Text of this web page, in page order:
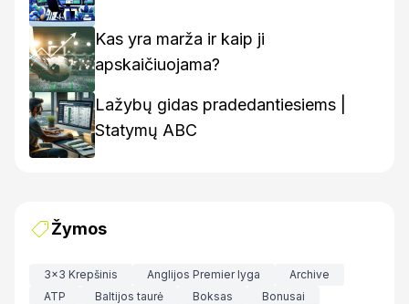
Kas yra marža ir kaip ji
apskaičiuojama?
Lažybų gidas pradedantiesiems |
Statymų ABC
Žymos
3x3 Krepšinis Anglijos Premier lyga
Archive
ATP
Baltijos taurė Boksas
Bonusai